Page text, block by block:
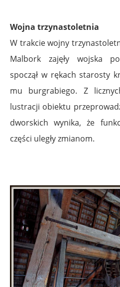
Wojna trzynastoletnia
W trakcie wojny
Malbork zajęły wojska
spoczął w rękach starosty
mu burgrabiego. Z
lustracji obiektu
dworskich wynika, że
części uległy zmianom.